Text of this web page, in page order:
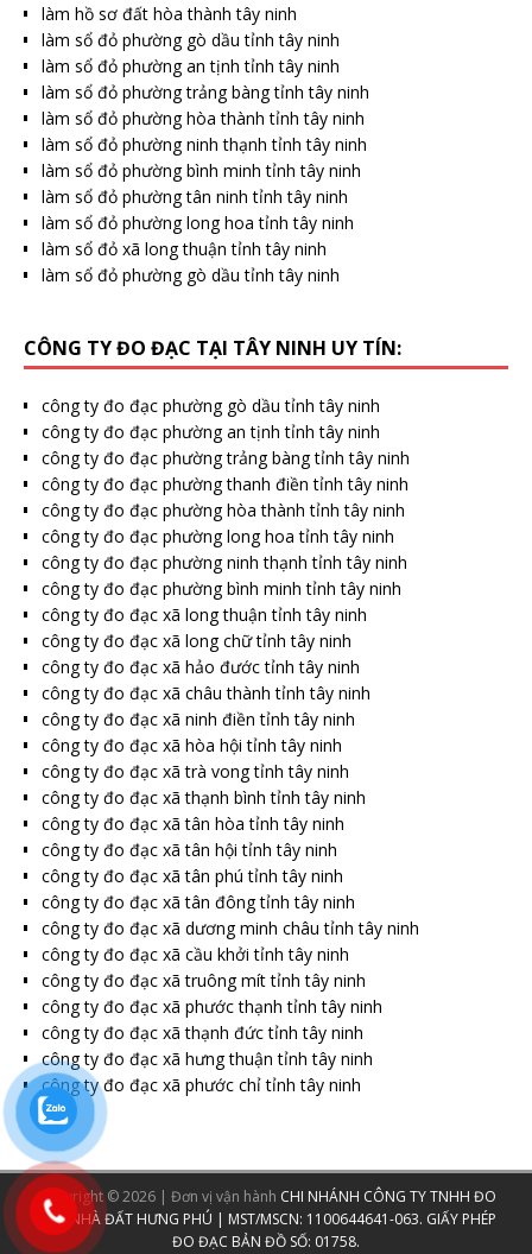
làm hồ sơ đất hòa thành tây ninh
làm sổ đỏ phường gò dầu tỉnh tây ninh
làm sổ đỏ phường an tịnh tỉnh tây ninh
làm sổ đỏ phường trảng bàng tỉnh tây ninh
làm sổ đỏ phường hòa thành tỉnh tây ninh
làm sổ đỏ phường ninh thạnh tỉnh tây ninh
làm sổ đỏ phường bình minh tỉnh tây ninh
làm sổ đỏ phường tân ninh tỉnh tây ninh
làm sổ đỏ phường long hoa tỉnh tây ninh
làm sổ đỏ xã long thuận tỉnh tây ninh
làm sổ đỏ phường gò dầu tỉnh tây ninh
CÔNG TY ĐO ĐẠC TẠI TÂY NINH UY TÍN:
công ty đo đạc phường gò dầu tỉnh tây ninh
công ty đo đạc phường an tịnh tỉnh tây ninh
công ty đo đạc phường trảng bàng tỉnh tây ninh
công ty đo đạc phường thanh điền tỉnh tây ninh
công ty đo đạc phường hòa thành tỉnh tây ninh
công ty đo đạc phường long hoa tỉnh tây ninh
công ty đo đạc phường ninh thạnh tỉnh tây ninh
công ty đo đạc phường bình minh tỉnh tây ninh
công ty đo đạc xã long thuận tỉnh tây ninh
công ty đo đạc xã long chữ tỉnh tây ninh
công ty đo đạc xã hảo đước tỉnh tây ninh
công ty đo đạc xã châu thành tỉnh tây ninh
công ty đo đạc xã ninh điền tỉnh tây ninh
công ty đo đạc xã hòa hội tỉnh tây ninh
công ty đo đạc xã trà vong tỉnh tây ninh
công ty đo đạc xã thạnh bình tỉnh tây ninh
công ty đo đạc xã tân hòa tỉnh tây ninh
công ty đo đạc xã tân hội tỉnh tây ninh
công ty đo đạc xã tân phú tỉnh tây ninh
công ty đo đạc xã tân đông tỉnh tây ninh
công ty đo đạc xã dương minh châu tỉnh tây ninh
công ty đo đạc xã cầu khởi tỉnh tây ninh
công ty đo đạc xã truông mít tỉnh tây ninh
công ty đo đạc xã phước thạnh tỉnh tây ninh
công ty đo đạc xã thạnh đức tỉnh tây ninh
công ty đo đạc xã hưng thuận tỉnh tây ninh
công ty đo đạc xã phước chỉ tỉnh tây ninh
Copyright © 2026 | Đơn vị vận hành CHI NHÁNH CÔNG TY TNHH ĐO
ĐẠC NHÀ ĐẤT HƯNG PHÚ | MST/MSCN: 1100644641-063. GIẤY PHÉP
ĐO ĐẠC BẢN ĐỒ SỐ: 01758.